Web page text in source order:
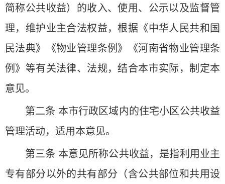
简称公共收益）的收入、使用、公示以及监督管
理，维护业主合法权益，根据《中华人民共和国
民法典》《物业管理条例 》《河南省物业管理条
例》等有关法律、法规，结合本市实际，制定本
意见。
第二条 本市行政区域内的住宅小区公共收益
管理活动，适用本意见。
第三条 本意见所称公共收益，是指利用业主
专有部分以外的共有部分（含公共部位和共用设